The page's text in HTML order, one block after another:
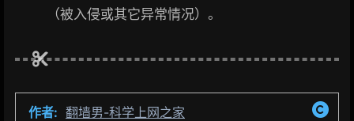
（被入侵或其它异常情况）。
作者: 翻墙男-科学上网之家